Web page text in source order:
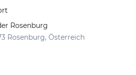
Rosenburg
Rosenburg, Österreich